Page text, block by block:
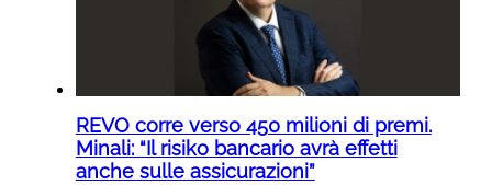
REVO corre verso 450 milioni di premi.
Minali: “Il risiko bancario avrà effetti
anche sulle assicurazioni”